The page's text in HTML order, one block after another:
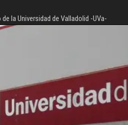
la Universidad de Valladolid -UVa-